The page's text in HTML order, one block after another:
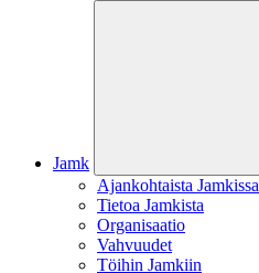
Jamk
Ajankohtaista Jamkissa
Tietoa Jamkista
Organisaatio
Vahvuudet
Töihin Jamkiin